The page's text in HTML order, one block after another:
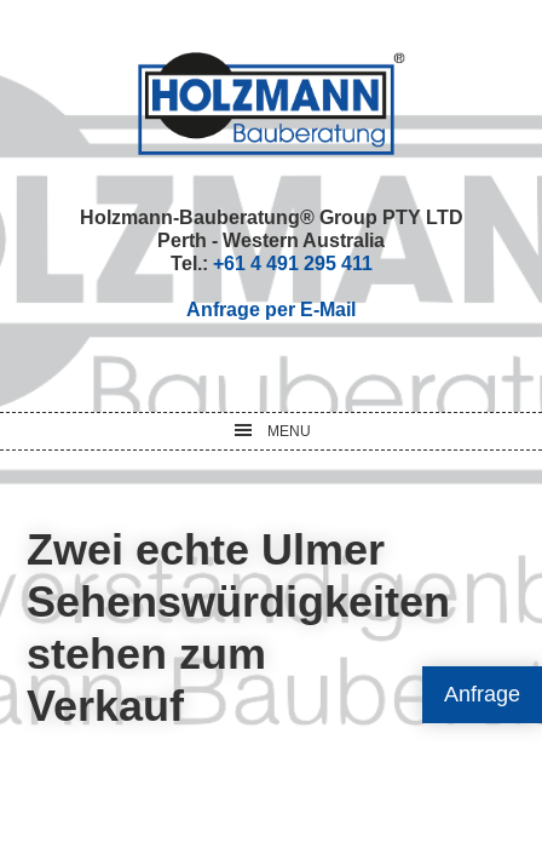
Anfrage
primary
navigation
main
content
primary
sidebar
footer
Holzmann-Bauberatung® Group PTY LTD
Perth - Western Australia
Tel.: +61 4 491 295 411
Anfrage per E-Mail
MENU
Zwei echte Ulmer
Sehenswürdigkeiten
stehen zum
Verkauf